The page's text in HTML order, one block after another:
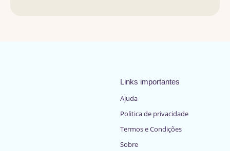
Links importantes
Ajuda
Politica de privacidade
Termos e Condições
Sobre